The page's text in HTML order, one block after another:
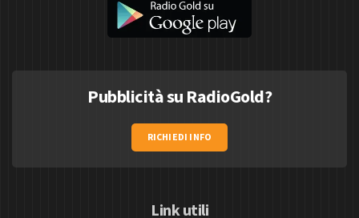
Pubblicità su RadioGold?
RICHIEDI INFO
Link utili